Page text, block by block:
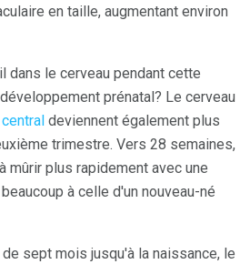
en taille, augmentant environ
dans le cerveau pendant cette
prénatal? Le cerveau
deviennent également plus
trimestre. Vers 28 semaines,
mûrir plus rapidement avec une
à celle d'un nouveau-né
sept mois jusqu'à la naissance, le